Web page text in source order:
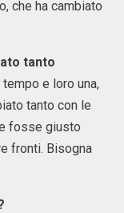
che ha cambiato
tanto
e loro una,
tanto con le
fosse giusto
fronti. Bisogna